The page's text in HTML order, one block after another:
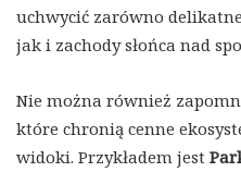
uchwycić zarówno
jak i zachody słońca nad
Nie można również
które chronią cenne
widoki. Przykładem jest